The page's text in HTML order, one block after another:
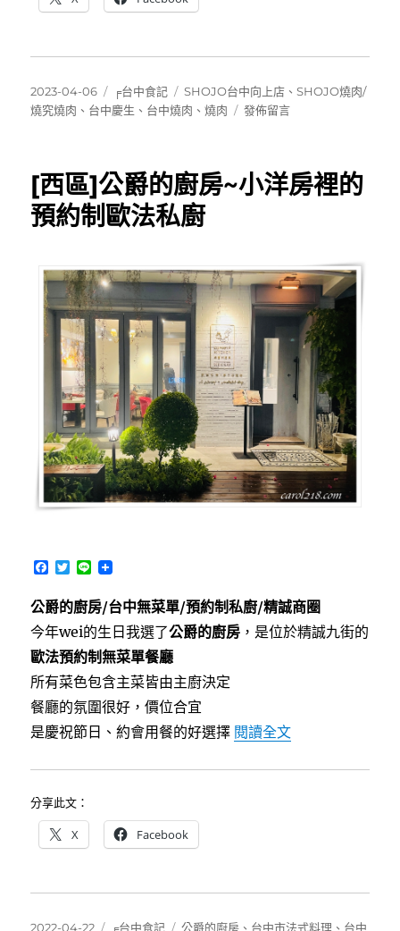
發
佈
2023-04-06
分
類
╒台中食記
標
籤
SHOJO台中向上店 、SHOJO燒肉/
燒究燒肉 、 台中慶生 、 台中燒肉 、燒肉
在
究
台
中
向
上
店
慶
生，
當
月
壽
星
送
松
發佈留言
[西區]公爵的廚房~小洋房裡的
預約制歐法私廚
F
c
e
b
o
o
k
T
i
t
t
e
r
L
n
e
公爵的廚房/台中無菜單/預約制私廚/精誠商圈
今年wei的生日我選了公爵的廚房 ，是位於精誠九街的
歐法預約制無菜單餐廳
所有菜色包含主菜皆由主廚決定
餐廳的氛圍很好，價位合宜
是慶祝節日、約會用餐的好選擇 閱讀全文〈[西區]公爵的
分享此文：
X Facebook
發
2022-04-22 分
╒台中食記 標
公爵的廚房 、 台中市法式料理 、 台中